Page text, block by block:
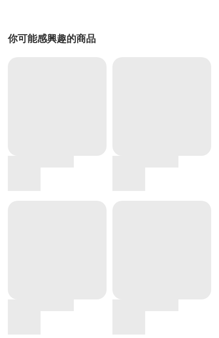
你可能感興趣的商品